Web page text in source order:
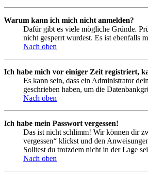
Warum kann ich mich nicht anmelden?
Dafür gibt es viele mögliche Gründe.
nicht gesperrt wurdest. Es ist ebenfalls
Nach oben
Ich habe mich vor einiger Zeit registriert,
Es kann sein, dass ein Administrator
geschrieben haben, um die
Nach oben
Ich habe mein Passwort vergessen!
Das ist nicht schlimm! Wir können dir
vergessen“ klickst und den
Solltest du trotzdem nicht in der Lage
Nach oben